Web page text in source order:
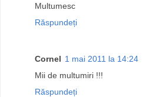
Multumesc
Răspundeți
Cornel 1 mai 2011 la 14:24
Mii de multumiri !!!
Răspundeți